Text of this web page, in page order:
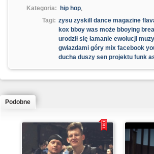
Kategoria:
hip hop,
Tagi: zysu zyskill dance magazine
kox bboy was może bboying
urodził się łamanie ewolucji
gwiazdami góry mix facebook
ducha duszy sen projektu funk
Podobne